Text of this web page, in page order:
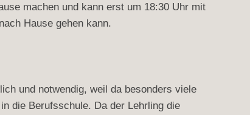
machen und kann erst um 18:30 Uhr mit
Hause gehen kann.
und notwendig, weil da besonders viele
die Berufsschule. Da der Lehrling die